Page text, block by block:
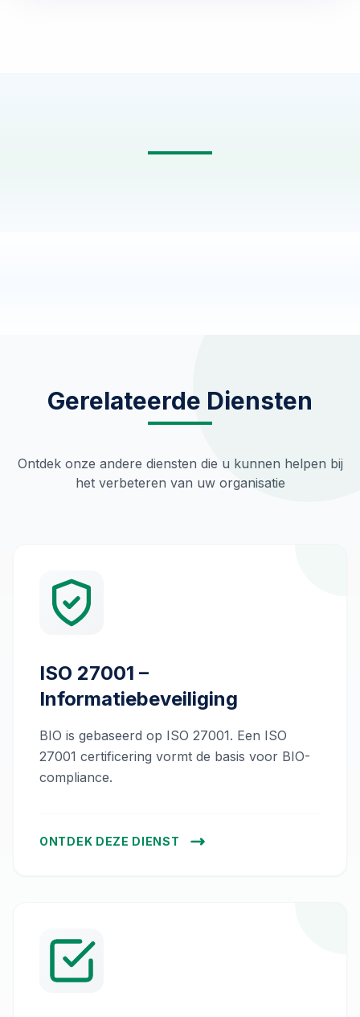
Gerelateerde Diensten
Ontdek onze andere diensten die u kunnen helpen bij
het verbeteren van uw organisatie
ISO 27001 –
Informatiebeveiliging
BIO is gebaseerd op ISO 27001. Een ISO
27001 certificering vormt de basis voor BIO-
compliance.
ONTDEK DEZE DIENST